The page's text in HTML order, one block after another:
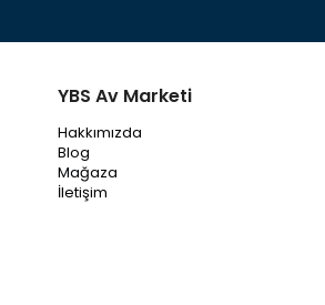
YBS Av Marketi
Hakkımızda
Blog
Mağaza
İletişim